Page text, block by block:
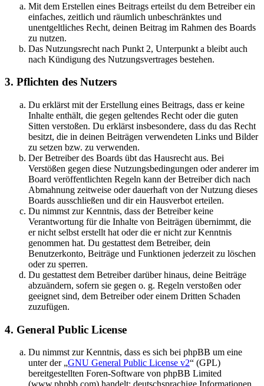
Mit dem Erstellen eines Beitrags erteilst du dem Betreiber ein
einfaches, zeitlich und räumlich unbeschränktes und
unentgeltliches Recht, deinen Beitrag im Rahmen des Boards
zu nutzen.
Das Nutzungsrecht nach Punkt 2, Unterpunkt a bleibt auch
nach Kündigung des Nutzungsvertrages bestehen.
3. Pflichten des Nutzers
Du erklärst mit der Erstellung eines Beitrags, dass er keine
Inhalte enthält, die gegen geltendes Recht oder die guten
Sitten verstoßen. Du erklärst insbesondere, dass du das Recht
besitzt, die in deinen Beiträgen verwendeten Links und Bilder
zu setzen bzw. zu verwenden.
Der Betreiber des Boards übt das Hausrecht aus. Bei
Verstößen gegen diese Nutzungsbedingungen oder anderer im
Board veröffentlichten Regeln kann der Betreiber dich nach
Abmahnung zeitweise oder dauerhaft von der Nutzung dieses
Boards ausschließen und dir ein Hausverbot erteilen.
Du nimmst zur Kenntnis, dass der Betreiber keine
Verantwortung für die Inhalte von Beiträgen übernimmt, die
er nicht selbst erstellt hat oder die er nicht zur Kenntnis
genommen hat. Du gestattest dem Betreiber, dein
Benutzerkonto, Beiträge und Funktionen jederzeit zu löschen
oder zu sperren.
Du gestattest dem Betreiber darüber hinaus, deine Beiträge
abzuändern, sofern sie gegen o. g. Regeln verstoßen oder
geeignet sind, dem Betreiber oder einem Dritten Schaden
zuzufügen.
4. General Public License
Du nimmst zur Kenntnis, dass es sich bei phpBB um eine
unter der „GNU General Public License v2“ (GPL)
bereitgestellten Foren-Software von phpBB Limited